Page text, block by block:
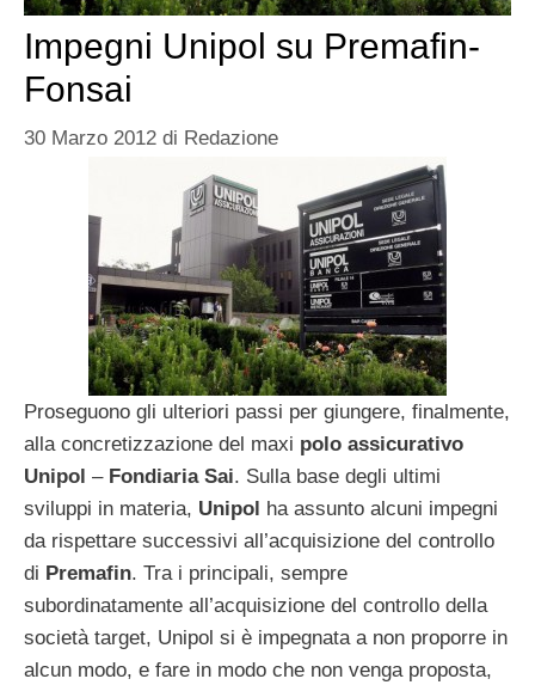
Impegni Unipol su Premafin-
Fonsai
30 Marzo 2012 di Redazione
Proseguono gli ulteriori passi per giungere, finalmente,
alla concretizzazione del maxi polo assicurativo
Unipol – Fondiaria Sai. Sulla base degli ultimi
sviluppi in materia, Unipol ha assunto alcuni impegni
da rispettare successivi all’acquisizione del controllo
di Premafin. Tra i principali, sempre
subordinatamente all’acquisizione del controllo della
società target, Unipol si è impegnata a non proporre in
alcun modo, e fare in modo che non venga proposta,